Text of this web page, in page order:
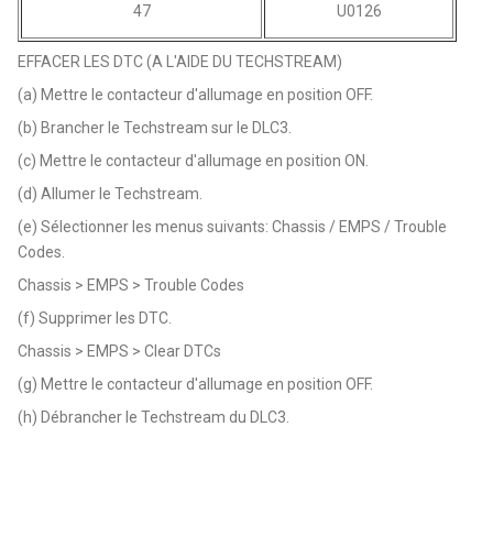
47 U0126
EFFACER LES DTC (A L'AIDE DU TECHSTREAM)
(a) Mettre le contacteur d'allumage en position OFF.
(b) Brancher le Techstream sur le DLC3.
(c) Mettre le contacteur d'allumage en position ON.
(d) Allumer le Techstream.
(e) Sélectionner les menus suivants: Chassis / EMPS / Trouble
Codes.
Chassis > EMPS > Trouble Codes
(f) Supprimer les DTC.
Chassis > EMPS > Clear DTCs
(g) Mettre le contacteur d'allumage en position OFF.
(h) Débrancher le Techstream du DLC3.